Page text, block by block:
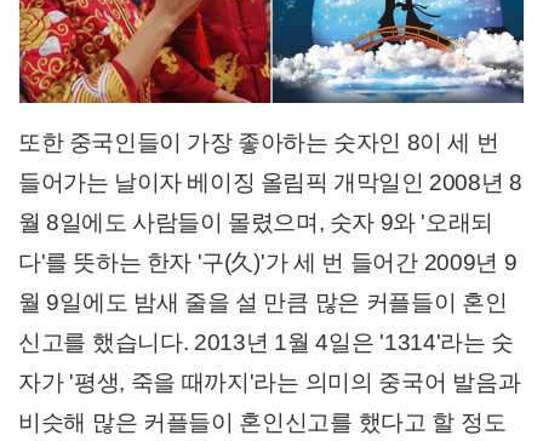
또한 중국인들이 가장 좋아하는 숫자인 8이 세 번
들어가는 날이자 베이징 올림픽 개막일인 2008년 8
월 8일에도 사람들이 몰렸으며, 숫자 9와 '오래되
다'를 뜻하는 한자 '구(久)'가 세 번 들어간 2009년 9
월 9일에도 밤새 줄을 설 만큼 많은 커플들이 혼인
신고를 했습니다. 2013년 1월 4일은 '1314'라는 숫
자가 '평생, 죽을 때까지'라는 의미의 중국어 발음과
비슷해 많은 커플들이 혼인신고를 했다고 할 정도